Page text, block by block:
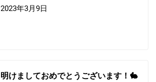
2023年3月9日
明けましておめでとうございます！🐇